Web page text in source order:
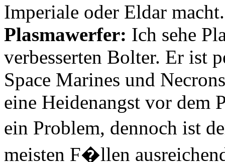
Imperiale oder Eldar macht.
Plasmawerfer: Ich sehe
verbesserten Bolter. Er ist
Space Marines und
eine Heidenangst vor dem
ein Problem, dennoch ist
meisten F�llen